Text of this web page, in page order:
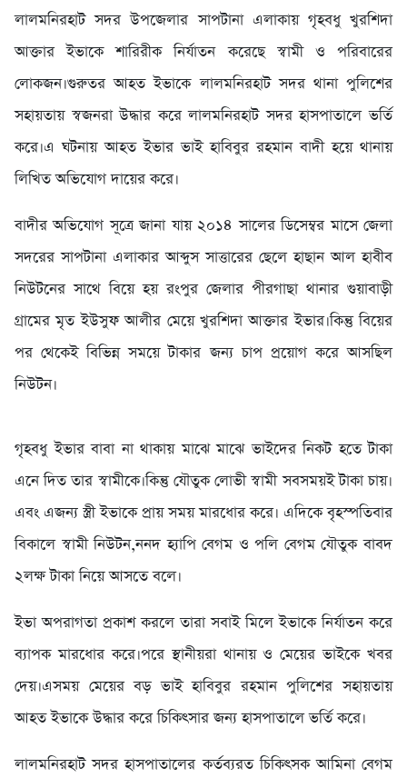
লালমনিরহাট সদর উপজেলার সাপটানা এলাকায় গৃহবধু খুরশিদা
আক্তার ইভাকে শারিরীক নির্যাতন করেছে স্বামী ও পরিবারের
লোকজন।গুরুতর আহত ইভাকে লালমনিরহাট সদর থানা পুলিশের
সহায়তায় স্বজনরা উদ্ধার করে লালমনিরহাট সদর হাসপাতালে ভর্তি
করে।এ ঘটনায় আহত ইভার ভাই হাবিবুর রহমান বাদী হয়ে থানায়
লিখিত অভিযোগ দায়ের করে।
বাদীর অভিযোগ সূত্রে জানা যায় ২০১৪ সালের ডিসেম্বর মাসে জেলা
সদরের সাপটানা এলাকার আব্দুস সাত্তারের ছেলে হাছান আল হাবীব
নিউটনের সাথে বিয়ে হয় রংপুর জেলার পীরগাছা থানার গুয়াবাড়ী
গ্রামের মৃত ইউসুফ আলীর মেয়ে খুরশিদা আক্তার ইভার।কিন্তু বিয়ের
পর থেকেই বিভিন্ন সময়ে টাকার জন্য চাপ প্রয়োগ করে আসছিল
নিউটন।
গৃহবধু ইভার বাবা না থাকায় মাঝে মাঝে ভাইদের নিকট হতে টাকা
এনে দিত তার স্বামীকে।কিন্তু যৌতুক লোভী স্বামী সবসময়ই টাকা চায়।
এবং এজন্য স্ত্রী ইভাকে প্রায় সময় মারধোর করে। এদিকে বৃহস্পতিবার
বিকালে স্বামী নিউটন,ননদ হ্যাপি বেগম ও পলি বেগম যৌতুক বাবদ
২লক্ষ টাকা নিয়ে আসতে বলে।
ইভা অপরাগতা প্রকাশ করলে তারা সবাই মিলে ইভাকে নির্যাতন করে
ব্যাপক মারধোর করে।পরে স্থানীয়রা থানায় ও মেয়ের ভাইকে খবর
দেয়।এসময় মেয়ের বড় ভাই হাবিবুর রহমান পুলিশের সহায়তায়
আহত ইভাকে উদ্ধার করে চিকিৎসার জন্য হাসপাতালে ভর্তি করে।
লালমনিরহাট সদর হাসপাতালের কর্তব্যরত চিকিৎসক আমিনা বেগম